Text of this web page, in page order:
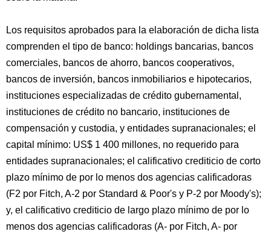
Los requisitos aprobados para la elaboración de dicha lista
comprenden el tipo de banco: holdings bancarias, bancos
comerciales, bancos de ahorro, bancos cooperativos,
bancos de inversión, bancos inmobiliarios e hipotecarios,
instituciones especializadas de crédito gubernamental,
instituciones de crédito no bancario, instituciones de
compensación y custodia, y entidades supranacionales; el
capital mínimo: US$ 1 400 millones, no requerido para
entidades supranacionales; el calificativo crediticio de corto
plazo mínimo de por lo menos dos agencias calificadoras
(F2 por Fitch, A-2 por Standard & Poor's y P-2 por Moody's);
y, el calificativo crediticio de largo plazo mínimo de por lo
menos dos agencias calificadoras (A- por Fitch, A- por